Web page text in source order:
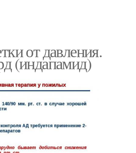
от давления.
(индапамид)